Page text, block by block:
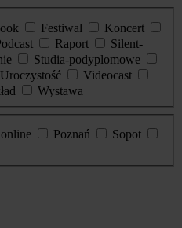
Festiwal
Koncert
Raport
Silent-
Studia-podyplomowe
Uroczystość
Videocast
Wystawa
online Poznań
Sopot